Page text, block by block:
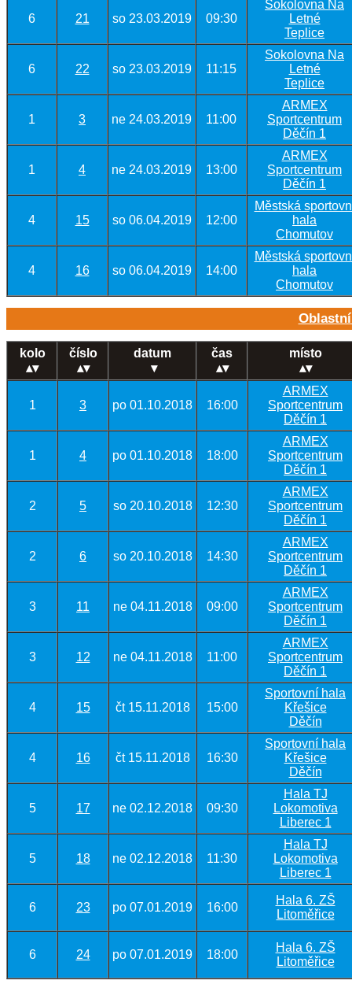
6 21 so 23.03.2019 09:30
Sokolovna Na
Letné
Teplice
6 22 so 23.03.2019 11:15
Sokolovna Na
Letné
Teplice
1 3 ne 24.03.2019 11:00
ARMEX
Sportcentrum
Děčín 1
1 4 ne 24.03.2019 13:00
ARMEX
Sportcentrum
Děčín 1
4 15 so 06.04.2019 12:00
Městská
hala
Chomutov
4 16 so 06.04.2019 14:00
Městská
hala
Chomutov
kolo číslo
datum
▾
čas místo
1 3 po 01.10.2018 16:00
ARMEX
Sportcentrum
Děčín 1
1 4 po 01.10.2018 18:00
ARMEX
Sportcentrum
Děčín 1
2 5 so 20.10.2018 12:30
ARMEX
Sportcentrum
Děčín 1
2 6 so 20.10.2018 14:30
ARMEX
Sportcentrum
Děčín 1
3 11 ne 04.11.2018 09:00
ARMEX
Sportcentrum
Děčín 1
3 12 ne 04.11.2018 11:00
ARMEX
Sportcentrum
Děčín 1
4 15 čt 15.11.2018 15:00
Sportovní hala
Křešice
Děčín
4 16 čt 15.11.2018 16:30
Sportovní hala
Křešice
Děčín
5 17 ne 02.12.2018 09:30
Hala TJ
Lokomotiva
Liberec 1
5 18 ne 02.12.2018 11:30
Hala TJ
Lokomotiva
Liberec 1
6 23 po 07.01.2019 16:00
Hala 6. ZŠ
Litoměřice
6 24 po 07.01.2019 18:00
Hala 6. ZŠ
Litoměřice